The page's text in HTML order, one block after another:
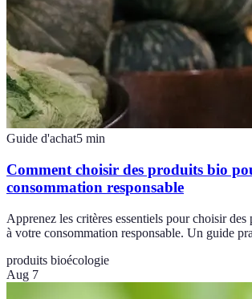
Guide d'achat5 min
Comment choisir des produits bio
consommation responsable
Apprenez les critères essentiels pour choisir des
à votre consommation responsable. Un guide
produits bioécologie
Aug 7